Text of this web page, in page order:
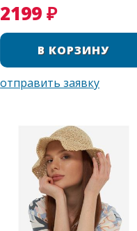
2199 ₽